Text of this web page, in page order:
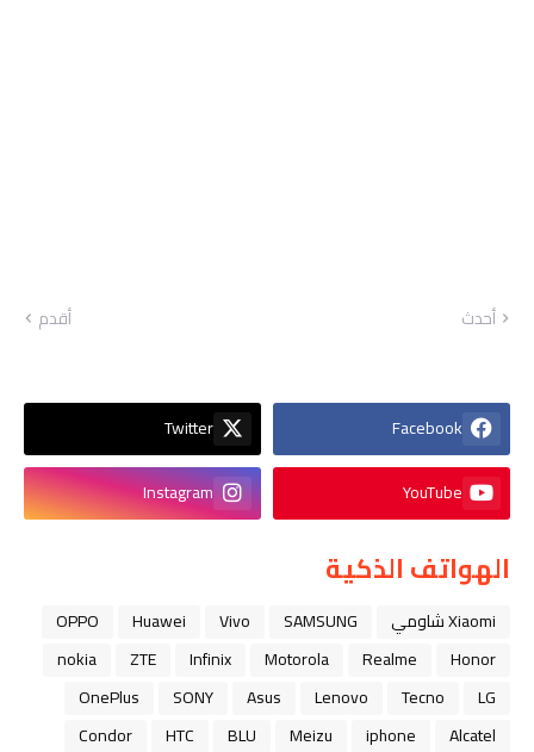
أحدث أقدم
Facebook
Twitter
YouTube
Instagram
الهواتف الذكية
Xiaomi شاومي SAMSUNG
Vivo
Huawei
OPPO
Honor
Realme
Motorola
Infinix
ZTE
nokia
LG
Tecno
Lenovo
Asus
SONY
OnePlus
Alcatel
iphone
Meizu
BLU
HTC
Condor